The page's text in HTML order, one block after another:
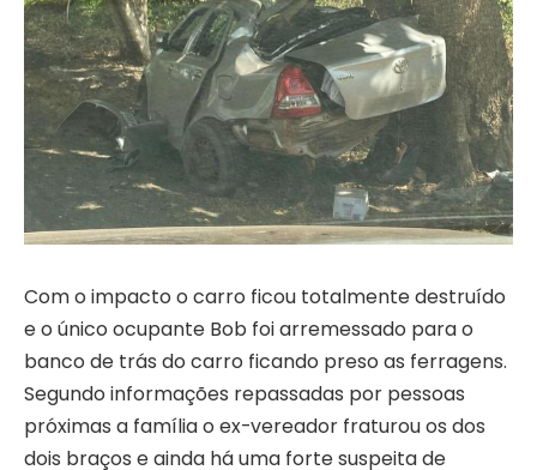
Com o impacto o carro ficou totalmente destruído
e o único ocupante Bob foi arremessado para o
banco de trás do carro ficando preso as ferragens.
Segundo informações repassadas por pessoas
próximas a família o ex-vereador fraturou os dos
dois braços e ainda há uma forte suspeita de